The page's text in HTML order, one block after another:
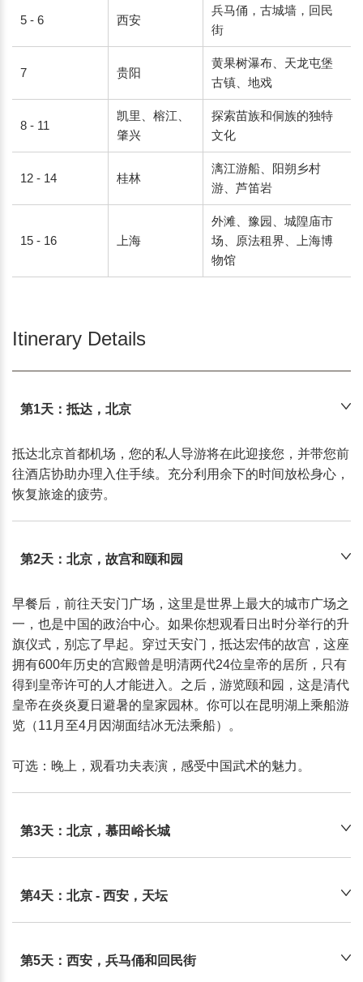
5 - 6 西安
兵马俑，古城墙，回民
街
7 贵阳
黄果树瀑布、天龙屯堡
古镇、地戏
8 - 11
凯里、榕江、
肇兴
探索苗族和侗族的独特
文化
12 - 14 桂林
漓江游船、阳朔乡村
游、芦笛岩
15 - 16 上海
外滩、豫园、城隍庙市
场、原法租界、上海博
物馆
Itinerary Details
第1天：抵达，北京
抵达北京首都机场，您的私人导游将在此迎接您，并带您前
往酒店协助办理入住手续。充分利用余下的时间放松身心，
恢复旅途的疲劳。
第2天：北京，故宫和颐和园
早餐后，前往天安门广场，这里是世界上最大的城市广场之
一，也是中国的政治中心。如果你想观看日出时分举行的升
旗仪式，别忘了早起。穿过天安门，抵达宏伟的故宫，这座
拥有600年历史的宫殿曾是明清两代24位皇帝的居所，只有
得到皇帝许可的人才能进入。之后，游览颐和园，这是清代
皇帝在炎炎夏日避暑的皇家园林。你可以在昆明湖上乘船游
览（11月至4月因湖面结冰无法乘船）。
可选：晚上，观看功夫表演，感受中国武术的魅力。
第3天：北京，慕田峪长城
第4天：北京 - 西安，天坛
第5天：西安，兵马俑和回民街